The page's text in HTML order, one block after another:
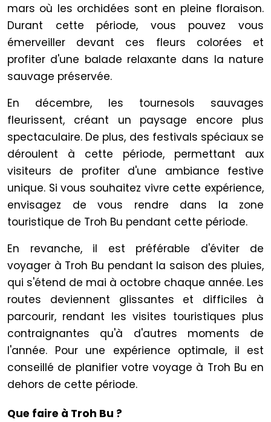
mars où les orchidées sont en pleine floraison.
Durant cette période, vous pouvez vous
émerveiller devant ces fleurs colorées et
profiter d'une balade relaxante dans la nature
sauvage préservée.
En décembre, les tournesols sauvages
fleurissent, créant un paysage encore plus
spectaculaire. De plus, des festivals spéciaux se
déroulent à cette période, permettant aux
visiteurs de profiter d'une ambiance festive
unique. Si vous souhaitez vivre cette expérience,
envisagez de vous rendre dans la zone
touristique de Troh Bu pendant cette période.
En revanche, il est préférable d'éviter de
voyager à Troh Bu pendant la saison des pluies,
qui s'étend de mai à octobre chaque année. Les
routes deviennent glissantes et difficiles à
parcourir, rendant les visites touristiques plus
contraignantes qu'à d'autres moments de
l'année. Pour une expérience optimale, il est
conseillé de planifier votre voyage à Troh Bu en
dehors de cette période.
Que faire à Troh Bu ?